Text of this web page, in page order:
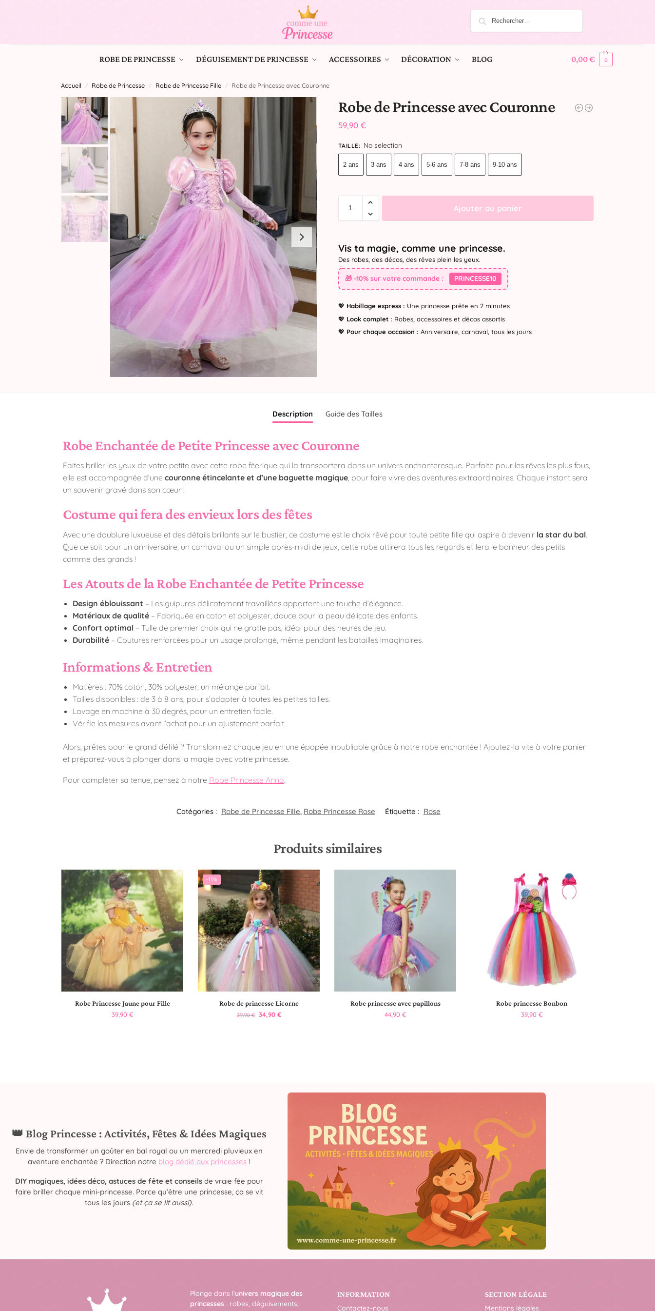
ROBE DE PRINCESSE DÉGUISEMENT DE PRINCESSE ACCESSOIRES DÉCORATION BLOG 0,00€ 0
Accueil / Robe de Princesse / Robe de Princesse Fille / Robe de Princesse avec Couronne
Robe de Princesse avec Couronne
59,90 €
TAILLE: No selection
2 ans 3 ans 4 ans 5-6 ans 7-8 ans 9-10 ans
Ajouter au panier
Vis ta magie, comme une princesse.
Des robes, des décos, des rêves plein les yeux.
🎁 -10% sur votre commande : PRINCESSE10
💖 Habillage express : Une princesse prête en 2 minutes
💖 Look complet : Robes, accessoires et décos assortis
💖 Pour chaque occasion : Anniversaire, carnaval, tous les jours
Description Guide des Tailles
Robe Enchantée de Petite Princesse avec Couronne
Faites briller les yeux de votre petite avec cette robe féerique qui la transportera dans un univers enchanteresque. Parfaite pour les rêves les plus fous,
elle est accompagnée d’une couronne étincelante et d’une baguette magique, pour faire vivre des aventures extraordinaires. Chaque instant sera
un souvenir gravé dans son cœur !
Costume qui fera des envieux lors des fêtes
Avec une doublure luxueuse et des détails brillants sur le bustier, ce costume est le choix rêvé pour toute petite fille qui aspire à devenir la star du bal.
Que ce soit pour un anniversaire, un carnaval ou un simple après-midi de jeux, cette robe attirera tous les regards et fera le bonheur des petits
comme des grands !
Les Atouts de la Robe Enchantée de Petite Princesse
Design éblouissant – Les guipures délicatement travaillées apportent une touche d’élégance.
Matériaux de qualité– Fabriquée en coton et polyester, douce pour la peau délicate des enfants.
Confort optimal– Tulle de premier choix qui ne gratte pas, idéal pour des heures de jeu.
Durabilité– Coutures renforcées pour un usage prolongé, même pendant les batailles imaginaires.
Informations & Entretien
Matières : 70% coton, 30% polyester, un mélange parfait.
Tailles disponibles : de 3 à 8 ans, pour s’adapter à toutes les petites tailles.
Lavage en machine à 30 degrés, pour un entretien facile.
Vérifie les mesures avant l’achat pour un ajustement parfait.
Alors, prêtes pour le grand défilé ? Transformez chaque jeu en une épopée inoubliable grâce à notre robe enchantée ! Ajoutez-la vite à votre panier
et préparez-vous à plonger dans la magie avec votre princesse.
Pour compléter sa tenue, pensez à notre Robe Princesse Anna.
Catégories : Robe de Princesse Fille, Robe Princesse Rose Étiquette : Rose
Produits similaires
Robe Princesse Jaune pour Fille
39,90 €
-13%
Robe de princesse Licorne
39,90€ 34,90 €
Robe princesse avec papillons
44,90 €
Robe princesse Bonbon
39,90 €
👑 Blog Princesse : Activités, Fêtes & Idées Magiques
Envie de transformer un goûter en bal royal ou un mercredi pluvieux en
aventure enchantée ? Direction notre blog dédié aux princesses !
DIY magiques, idées déco, astuces de fête et conseilsde vraie fée pour
faire briller chaque mini-princesse. Parce qu’être une princesse, ça se vit
tous les jours (et ça se lit aussi).
Plonge dans l’univers magique des
princesses : robes, déguisements,
INFORMATION
Contactez-nous
SECTION LÉGALE
Mentions légales